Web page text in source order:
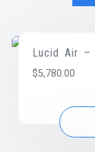
Lucid Air –
$5,780.00